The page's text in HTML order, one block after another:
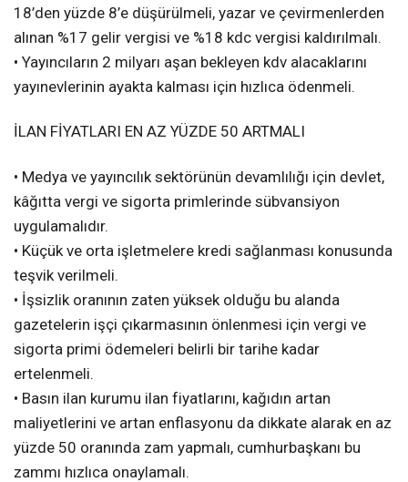
18’den yüzde 8’e düşürülmeli, yazar ve çevirmenlerden
alınan %17 gelir vergisi ve %18 kdc vergisi kaldırılmalı.
• Yayıncıların 2 milyarı aşan bekleyen kdv alacaklarını
yayınevlerinin ayakta kalması için hızlıca ödenmeli.
İLAN FİYATLARI EN AZ YÜZDE 50 ARTMALI
• Medya ve yayıncılık sektörünün devamlılığı için devlet,
kâğıtta vergi ve sigorta primlerinde sübvansiyon
uygulamalıdır.
• Küçük ve orta işletmelere kredi sağlanması konusunda
teşvik verilmeli.
• İşsizlik oranının zaten yüksek olduğu bu alanda
gazetelerin işçi çıkarmasının önlenmesi için vergi ve
sigorta primi ödemeleri belirli bir tarihe kadar
ertelenmeli.
• Basın ilan kurumu ilan fiyatlarını, kağıdın artan
maliyetlerini ve artan enflasyonu da dikkate alarak en az
yüzde 50 oranında zam yapmalı, cumhurbaşkanı bu
zammı hızlıca onaylamalı.